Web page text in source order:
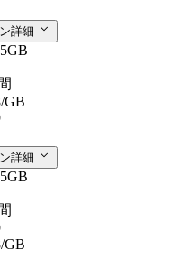
詳細
/GB
詳細
/GB